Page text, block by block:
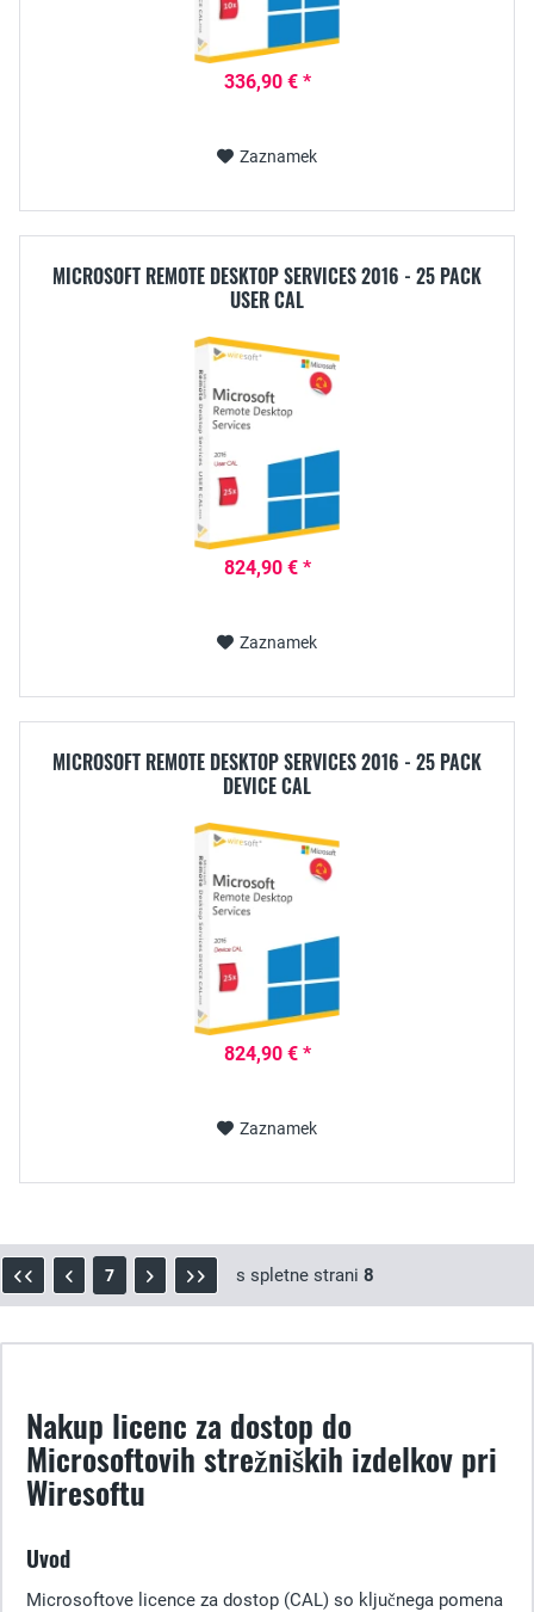
336,90 € *
Zaznamek
MICROSOFT REMOTE DESKTOP SERVICES 2016 - 25 PACK
USER CAL
824,90 € *
Zaznamek
MICROSOFT REMOTE DESKTOP SERVICES 2016 - 25 PACK
DEVICE CAL
824,90 € *
Zaznamek
7 s spletne strani 8
Nakup licenc za dostop do
Microsoftovih strežniških izdelkov pri
Wiresoftu
Uvod
Microsoftove licence za dostop (CAL) so ključnega pomena